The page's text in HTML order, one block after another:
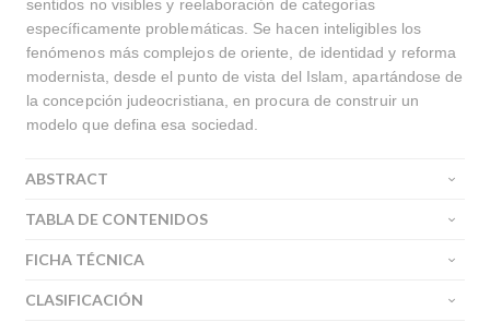
sentidos no visibles y reelaboración de categorías
específicamente problemáticas. Se hacen inteligibles los
fenómenos más complejos de oriente, de identidad y reforma
modernista, desde el punto de vista del Islam, apartándose de
la concepción judeocristiana, en procura de construir un
modelo que defina esa sociedad.
ABSTRACT
TABLA DE CONTENIDOS
FICHA TÉCNICA
CLASIFICACIÓN